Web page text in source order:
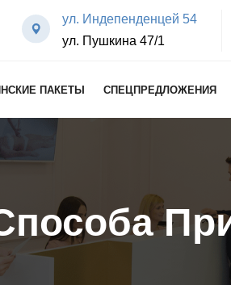
ул. Индепенденцей 54
ул. Пушкина 47/1
ПАКЕТЫ СПЕЦПРЕДЛОЖЕНИЯ